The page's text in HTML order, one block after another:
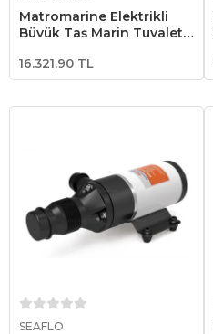
Matromarine Elektrikli
Büyük Taş Marin Tuvalet
16.321,90 TL
SEAFLO